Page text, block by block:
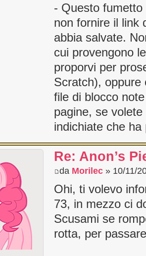
- Questo
non fornire il link
abbia salvate.
cui provengono
proporvi per
Scratch), oppure
file di blocco
pagine, se
indichiate che
Re: Anon’s
da Morilec» 10/11/
Ohi, ti volevo
73, in mezzo ci
Scusami se
rotta, per